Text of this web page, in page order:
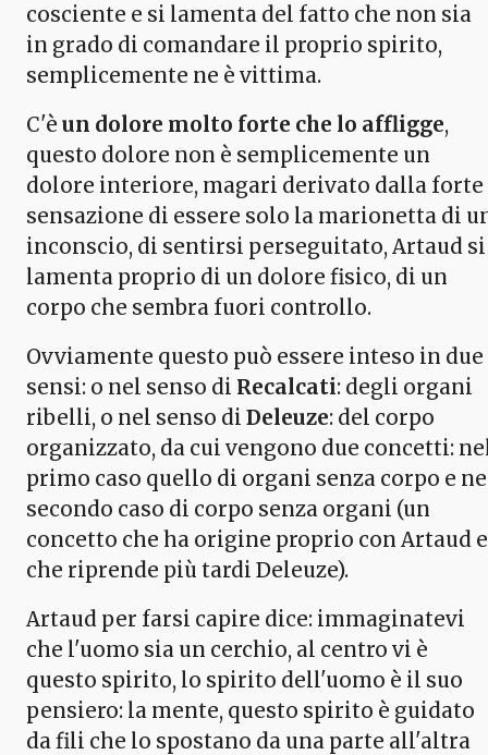
cosciente e si lamenta del fatto che non sia
in grado di comandare il proprio spirito,
semplicemente ne è vittima.
C'è un dolore molto forte che lo affligge,
questo dolore non è semplicemente un
dolore interiore, magari derivato dalla forte
sensazione di essere solo la marionetta di
inconscio, di sentirsi perseguitato, Artaud si
lamenta proprio di un dolore fisico, di un
corpo che sembra fuori controllo.
Ovviamente questo può essere inteso in due
sensi: o nel senso di Recalcati: degli organi
ribelli, o nel senso di Deleuze: del corpo
organizzato, da cui vengono due concetti:
primo caso quello di organi senza corpo e
secondo caso di corpo senza organi (un
concetto che ha origine proprio con Artaud e
che riprende più tardi Deleuze).
Artaud per farsi capire dice: immaginatevi
che l'uomo sia un cerchio, al centro vi è
questo spirito, lo spirito dell'uomo è il suo
pensiero: la mente, questo spirito è guidato
da fili che lo spostano da una parte all'altra